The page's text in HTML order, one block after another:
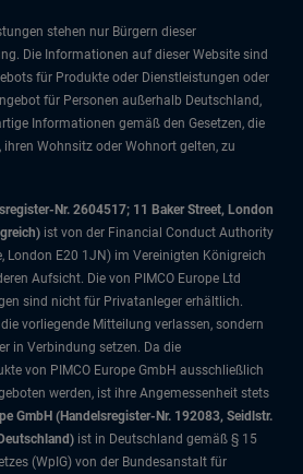
stehen nur Bürgern dieser
Die Informationen auf dieser Website sind
für Produkte oder Dienstleistungen oder
für Personen außerhalb Deutschland,
Informationen gemäß den Gesetzen, die
Wohnsitz oder Wohnort gelten, zu
Nr. 2604517; 11 Baker Street, London
ist von der Financial Conduct Authority
London E20 1JN) im Vereinigten Königreich
Aufsicht. Die von PIMCO Europe Ltd
sind nicht für Privatanleger erhältlich.
vorliegende Mitteilung verlassen, sondern
in Verbindung setzen. Da die
von PIMCO Europe GmbH ausschließlich
werden, ist ihre Angemessenheit stets
GmbH (Handelsregister-Nr. 192083, Seidlstr.
ist in Deutschland gemäß § 15
(WpIG) von der Bundesanstalt für